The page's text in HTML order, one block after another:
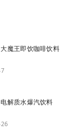
魔王即饮咖啡饮料
解质水爆汽饮料